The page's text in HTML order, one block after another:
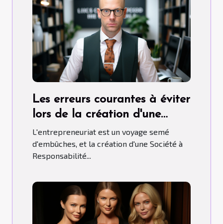
Les erreurs courantes à éviter
lors de la création d'une
SARL
L'entrepreneuriat est un voyage semé
d'embûches, et la création d'une Société à
Responsabilité...